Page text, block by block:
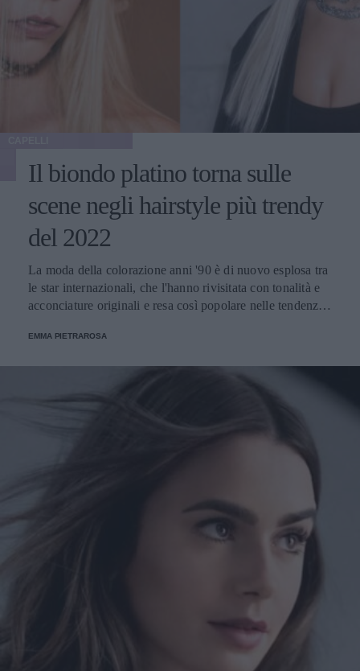
Il biondo platino torna sulle
scene negli hairstyle più trendy
del 2022
La moda della colorazione anni '90 è di nuovo esplosa tra
le star internazionali, che l'hanno rivisitata con tonalità e
acconciature originali e resa così popolare nelle tendenze
EMMA PIETRAROSA